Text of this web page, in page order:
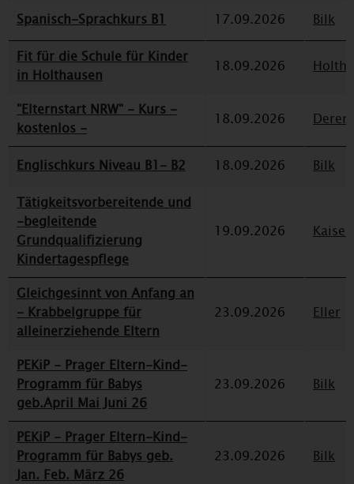
Spanisch-Sprachkurs B1 17.09.2026
Bilk
Fit für die Schule für Kinder
in Holthausen
18.09.2026
"Elternstart NRW" - Kurs -
kostenlos -
18.09.2026
Englischkurs Niveau B1- B2 18.09.2026
Bilk
Tätigkeitsvorbereitende und
-begleitende
Grundqualifizierung
Kindertagespflege
19.09.2026
Gleichgesinnt von Anfang an
- Krabbelgruppe für
alleinerziehende Eltern
23.09.2026 Eller
PEKiP - Prager Eltern-Kind-
Programm für Babys
geb.April Mai Juni 26
23.09.2026 Bilk
PEKiP - Prager Eltern-Kind-
Programm für Babys geb.
Jan. Feb. März 26
23.09.2026 Bilk